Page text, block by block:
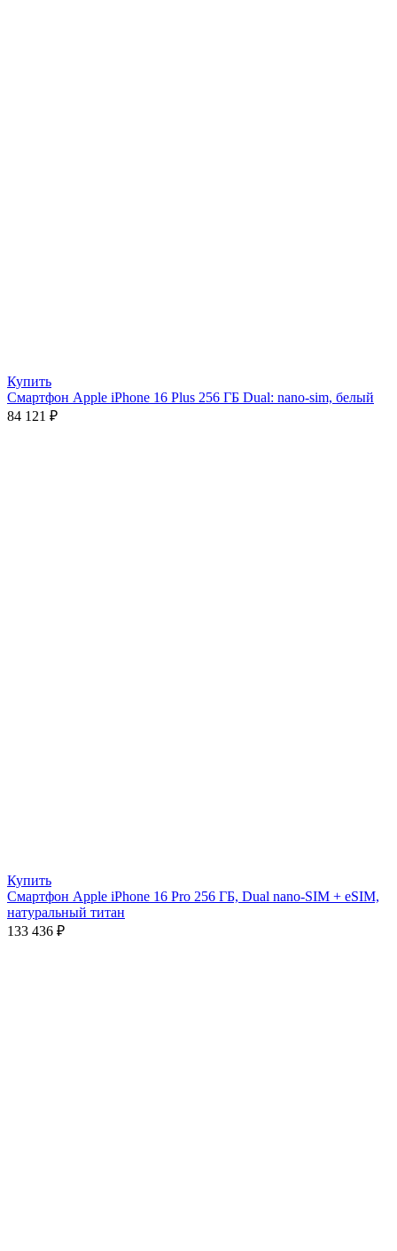
Купить
Смартфон Apple iPhone 16 Plus 256 ГБ Dual: nano-sim, белый
84 121 ₽
Купить
Смартфон Apple iPhone 16 Pro 256 ГБ, Dual nano-SIM + eSIM,
натуральный титан
133 436 ₽